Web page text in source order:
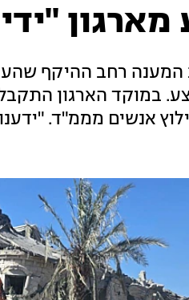
מארגון
המענה רחב ההיקף
אנשים מממ"ד.